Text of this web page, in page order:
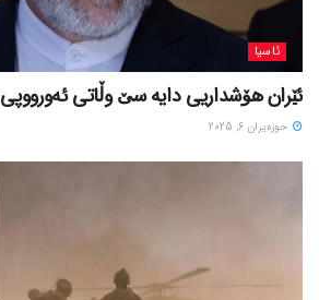
ئاسیا
ئێران هۆشداریی دایە سێ وڵاتی ئەورووپی
حوزه‌یران 6, 2025